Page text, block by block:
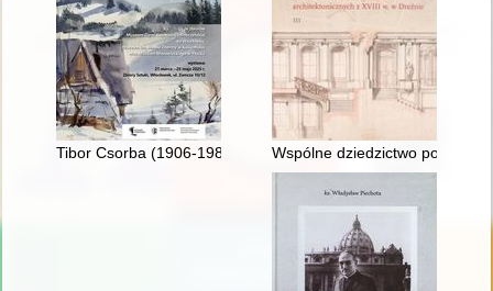
Tibor Csorba (1906-1985) : widoki polskie węgierskim okiem
Wspólne dziedzictwo polsko-